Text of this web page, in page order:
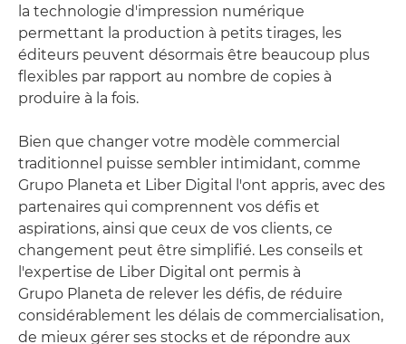
la technologie d'impression numérique
permettant la production à petits tirages, les
éditeurs peuvent désormais être beaucoup plus
flexibles par rapport au nombre de copies à
produire à la fois.
Bien que changer votre modèle commercial
traditionnel puisse sembler intimidant, comme
Grupo Planeta et Liber Digital l'ont appris, avec des
partenaires qui comprennent vos défis et
aspirations, ainsi que ceux de vos clients, ce
changement peut être simplifié. Les conseils et
l'expertise de Liber Digital ont permis à
Grupo Planeta de relever les défis, de réduire
considérablement les délais de commercialisation,
de mieux gérer ses stocks et de répondre aux